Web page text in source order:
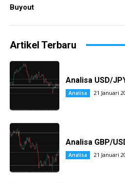
Buyout
Artikel Terbaru
Analisa USD/
Analisa 21 Januari
Analisa GBP/
Analisa 21 Januari